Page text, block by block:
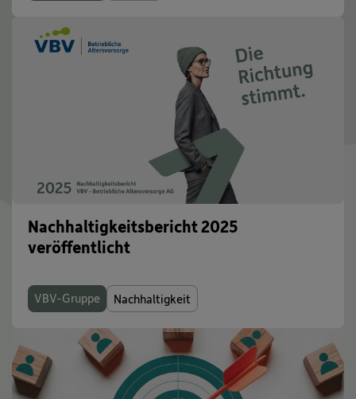
Nachhaltigkeitsbericht 2025
veröffentlicht
VBV-Gruppe Nachhaltigkeit